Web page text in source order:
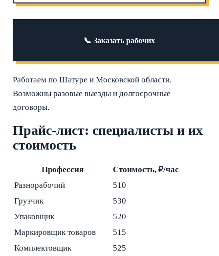
📞 Заказать рабочих
Работаем по Шатуре и Московской области.
Возможны разовые выезды и долгосрочные
договоры.
Прайс-лист: специалисты и их
стоимость
Профессия
Стоимость, ₽/час
Разнорабочий
510
Грузчик
530
Упаковщик
520
Маркировщик товаров
515
Комплектовщик
525